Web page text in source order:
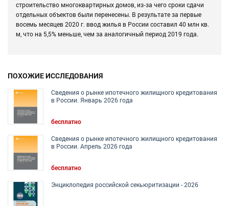
строительство многоквартирных домов, из‑за чего сроки сдачи
отдельных объектов были перенесены. В результате за первые
восемь месяцев 2020 г. ввод жилья в России составил 40 млн кв.
м, что на 5,5% меньше, чем за аналогичный период 2019 года.
ПОХОЖИЕ ИССЛЕДОВАНИЯ
Сведения о рынке ипотечного жилищного кредитования
в России. Январь 2026 года
бесплатно
Сведения о рынке ипотечного жилищного кредитования
в России. Апрель 2026 года
бесплатно
Энциклопедия российской секьюритизации - 2026